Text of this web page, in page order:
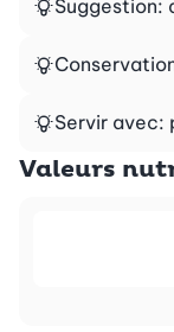
Suggestion:
Servir avec:
Valeurs